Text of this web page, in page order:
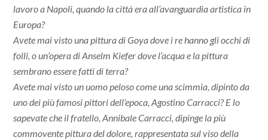
lavoro a Napoli, quando la città era all’avanguardia artistica in
Europa?
Avete mai visto una pittura di Goya dove i re hanno gli occhi di
folli, o un’opera di Anselm Kiefer dove l’acqua e la pittura
sembrano essere fatti di terra?
Avete mai visto un uomo peloso come una scimmia, dipinto da
uno dei più famosi pittori dell’epoca, Agostino Carracci? E lo
sapevate che il fratello, Annibale Carracci, dipinge la più
commovente pittura del dolore, rappresentata sul viso della